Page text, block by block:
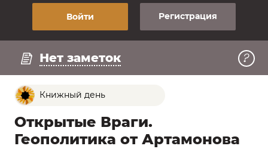
Войти Регистрация
Нет заметок
Книжный день
Открытые Враги.
Геополитика от Артамонова